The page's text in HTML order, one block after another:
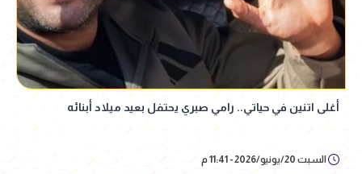
أغلى اتنين في حياتي.. رامي صبري يحتفل بعيد ميلاد أبنائه
السبت 20/يونيو/2026 - 11:41 م